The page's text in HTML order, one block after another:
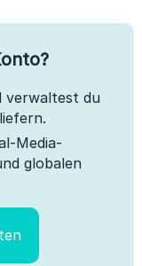
verwaltest du
Media-
globalen